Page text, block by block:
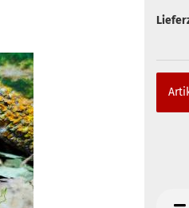
Passwort